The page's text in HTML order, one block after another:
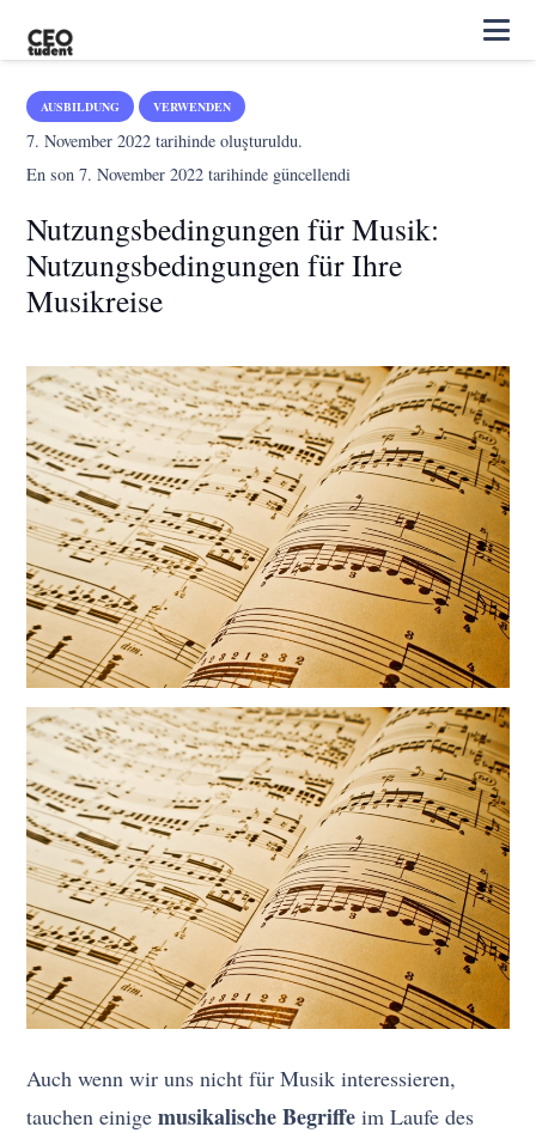
AUSBILDUNG VERWENDEN
7. November 2022 tarihinde oluşturuldu.
En son7. November 2022 tarihinde güncellendi
Nutzungsbedingungen für Musik:
Nutzungsbedingungen für Ihre
Musikreise
Auch wenn wir uns nicht für Musik interessieren,
tauchen einigemusikalische Begriffe im Laufe des